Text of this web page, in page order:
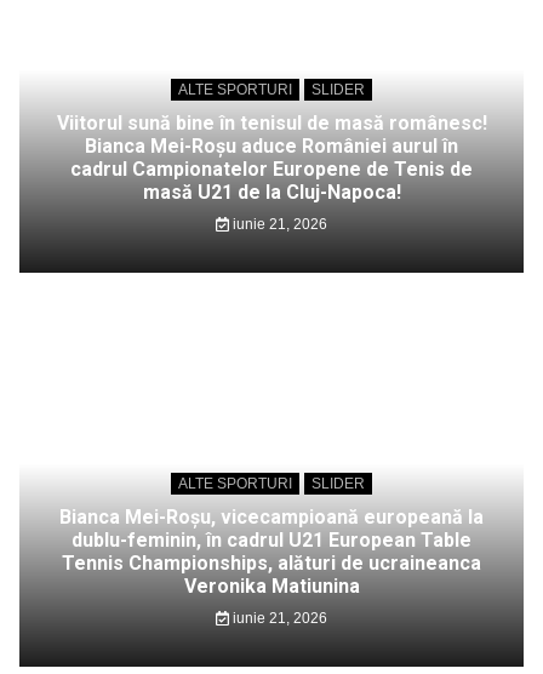
ALTE SPORTURI SLIDER
Viitorul sună bine în tenisul de masă românesc!
Bianca Mei-Roșu aduce României aurul în
cadrul Campionatelor Europene de Tenis de
masă U21 de la Cluj-Napoca!
iunie 21, 2026
ALTE SPORTURI SLIDER
Bianca Mei-Roșu, vicecampioană europeană la
dublu-feminin, în cadrul U21 European Table
Tennis Championships, alături de ucraineanca
Veronika Matiunina
iunie 21, 2026